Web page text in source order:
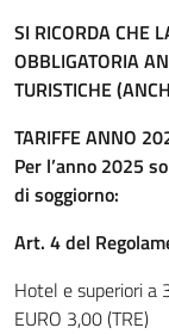
SI RICORDA CHE
OBBLIGATORIA
TURISTICHE
TARIFFE ANNO
Per l’anno 2025
di soggiorno:
Art. 4 del
Hotel e superiori a
EURO 3,00 (TRE)